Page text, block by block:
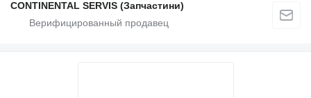
CONTINENTAL SERVIS (Запчастини)